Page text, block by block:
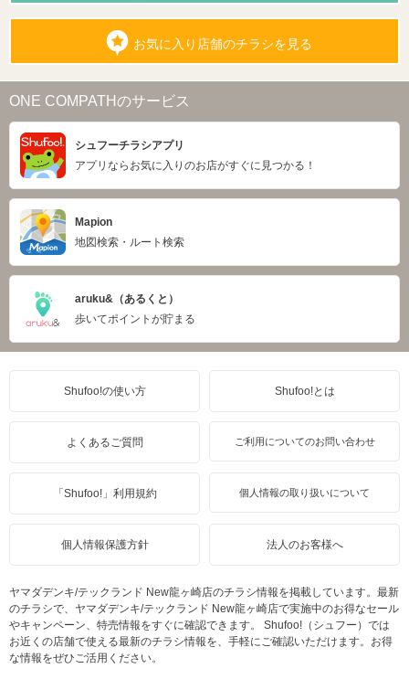
お気に入り店舗のチラシを見る
ONE COMPATHのサービス
シュフーチラシアプリ
アプリならお気に入りのお店がすぐに見つかる！
Mapion
地図検索・ルート検索
aruku&（あるくと）
歩いてポイントが貯まる
Shufoo!の使い方 Shufoo!とは
よくあるご質問 ご利用についてのお問い合わせ
「Shufoo!」利用規約 個人情報の取り扱いについて
個人情報保護方針 法人のお客様へ
ヤマダデンキ/テックランド New龍ヶ崎店のチラシ情報を掲載しています。最新
のチラシで、ヤマダデンキ/テックランド New龍ヶ崎店で実施中のお得なセール
やキャンペーン、特売情報をすぐに確認できます。 Shufoo!（シュフー）では
お近くの店舗で使える最新のチラシ情報を、手軽にご確認いただけます。お得
な情報をぜひご活用ください。